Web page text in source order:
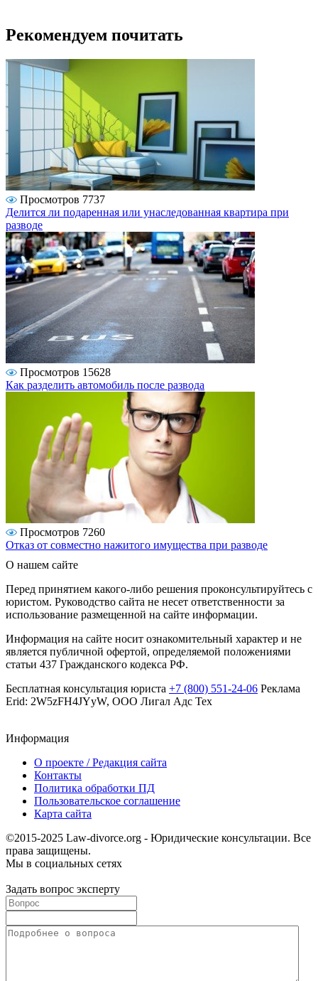
Рекомендуем почитать
Просмотров 7737
Делится ли подаренная или унаследованная квартира при
разводе
Просмотров 15628
Как разделить автомобиль после развода
Просмотров 7260
Отказ от совместно нажитого имущества при разводе
О нашем сайте
Перед принятием какого-либо решения проконсультируйтесь с
юристом. Руководство сайта не несет ответственности за
использование размещенной на сайте информации.
Информация на сайте носит ознакомительный характер и не
является публичной офертой, определяемой положениями
статьи 437 Гражданского кодекса РФ.
Бесплатная консультация юриста +7 (800) 551-24-06 Реклама
Erid: 2W5zFH4JYyW, ООО Лигал Адс Тех
Информация
О проекте / Редакция сайта
Контакты
Политика обработки ПД
Пользовательское соглашение
Карта сайта
©2015-2025 Law-divorce.org - Юридические консультации. Все
права защищены.
Мы в социальных сетях
Задать вопрос эксперту